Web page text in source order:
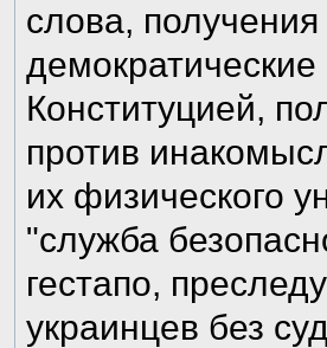
слова,
Конституцией,
против
их физического
"служба
гестапо,
украинцев без